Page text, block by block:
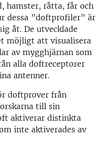
hamster, råtta, får och
dessa ”doftprofiler” är
åt. De utvecklade
möjligt att visualisera
av mygghjärnan som
alla doftreceptorer
antenner.
doftprover från
till sin
aktiverar distinkta
inte aktiverades av